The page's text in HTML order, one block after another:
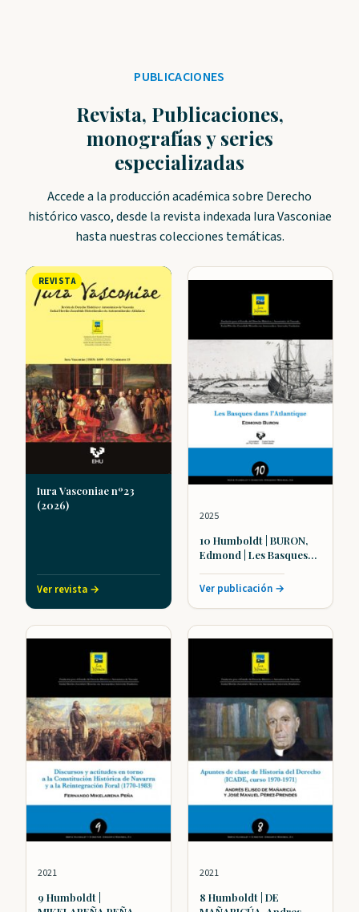
PUBLICACIONES
Revista, Publicaciones,
monografías y series
especializadas
Accede a la producción académica sobre Derecho
histórico vasco, desde la revista indexada Iura Vasconiae
hasta nuestras colecciones temáticas.
REVISTA
Iura Vasconiae nº23
(2026)
Ver revista →
2025
10 Humboldt | BURON,
Edmond | Les Basques
Ver publicación →
2021
9 Humboldt |
2021
8 Humboldt | DE